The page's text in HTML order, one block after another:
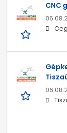
CNC